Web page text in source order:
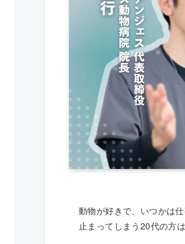
動物が好きで、いつかは
止まってしまう20代の方